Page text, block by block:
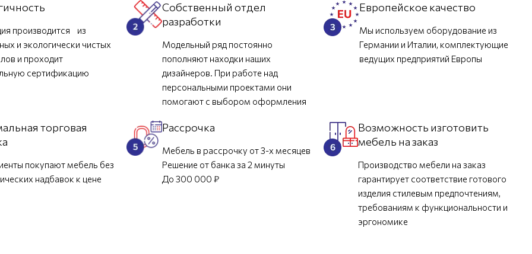
производится из
и экологически чистых
и проходит
сертификацию
Собственный отдел
разработки
Модельный ряд постоянно
пополняют находки наших
дизайнеров. При работе над
персональными проектами они
помогают с выбором оформления
Европейское качество
Мы используем оборудование из
Германии и Италии, комплектующие
ведущих предприятий Европы
торговая
покупают мебель без
надбавок к цене
Рассрочка
Мебель в рассрочку от 3-х месяцев
Решение от банка за 2 минуты
До 300 000 ₽
Возможность изготовить
мебель на заказ
Производство мебели на заказ
гарантирует соответствие готового
изделия стилевым предпочтениям,
требованиям к функциональности и
эргономике